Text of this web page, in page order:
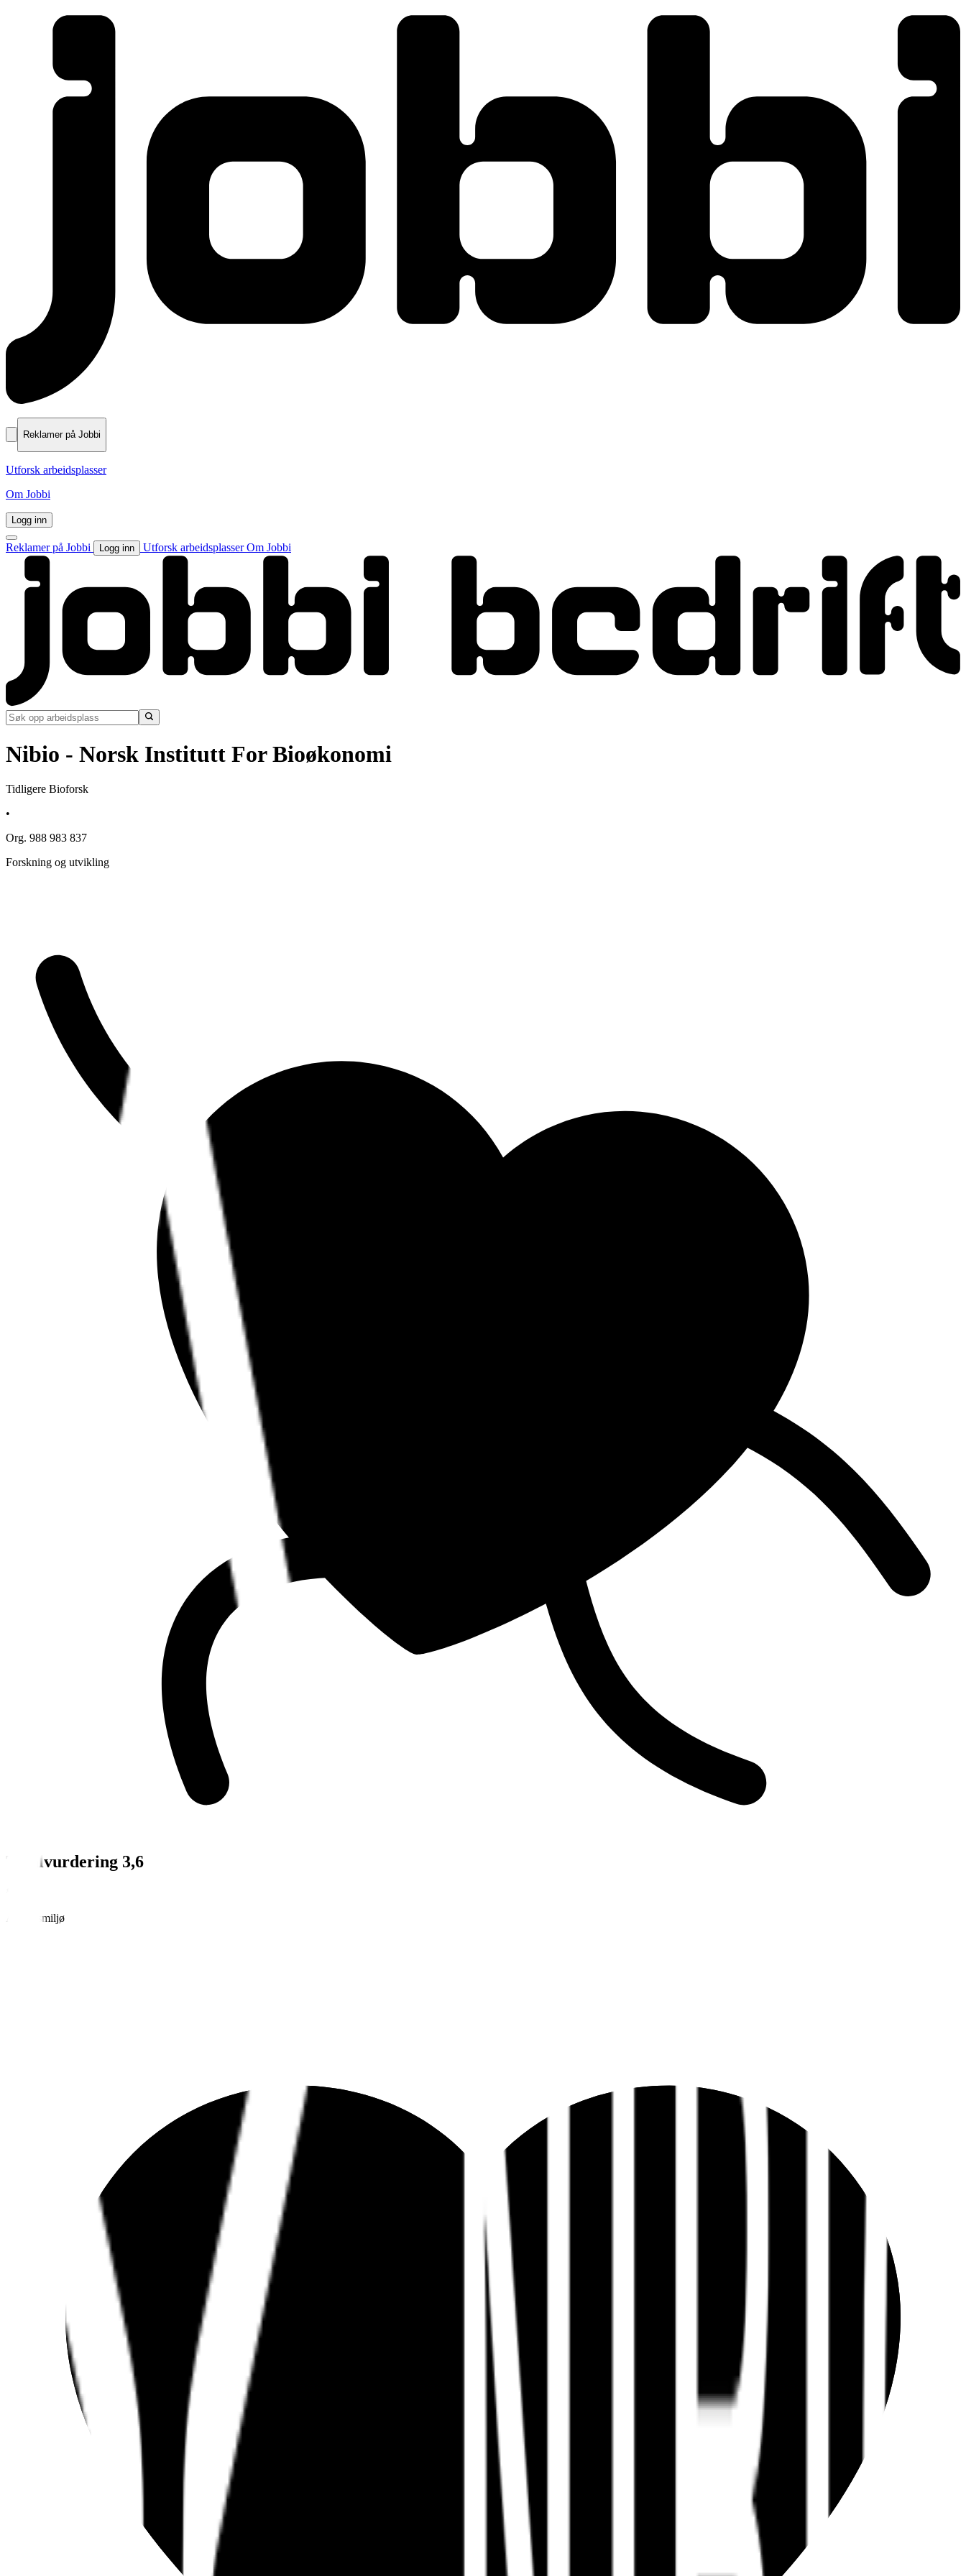
Reklamer på Jobbi
Utforsk arbeidsplasser
Om Jobbi
Logg inn
Reklamer på Jobbi Logg inn Utforsk arbeidsplasserOm Jobbi
Nibio - Norsk Institutt For Bioøkonomi
Tidligere Bioforsk
•
Org. 988 983 837
Forskning og utvikling
Totalvurdering 3,6
Arbeidsmiljø